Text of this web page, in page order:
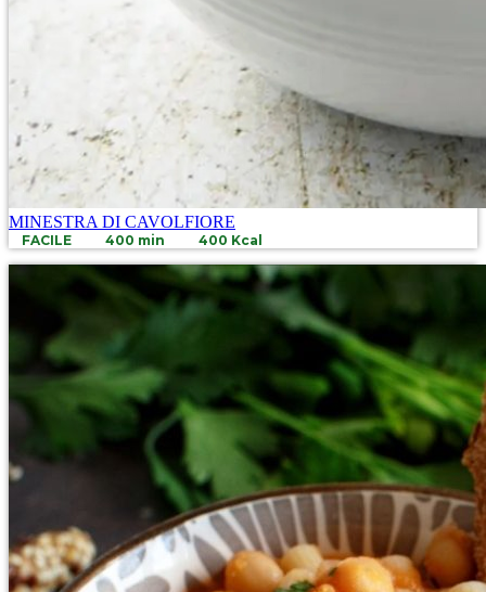
MINESTRA DI CAVOLFIORE
FACILE 400 min 400 Kcal